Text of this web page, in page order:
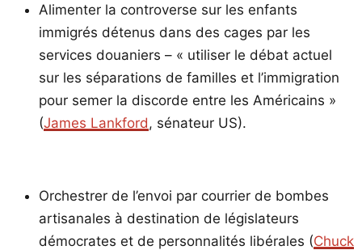
Alimenter la controverse sur les enfants
immigrés détenus dans des cages par les
services douaniers – « utiliser le débat actuel
sur les séparations de familles et l’immigration
pour semer la discorde entre les Américains »
(James Lankford, sénateur US).
Orchestrer de l’envoi par courrier de bombes
artisanales à destination de législateurs
démocrates et de personnalités libérales (Chuck